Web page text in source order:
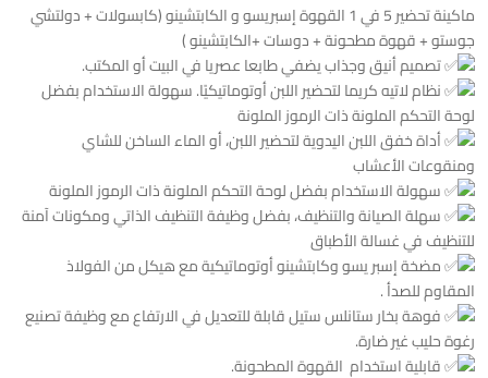
ماكينة تحضير 5 في 1 القهوة إسبريسو و الكابتشينو (كابسولات + دولتشي
جوستو + قهوة مطحونة + دوسات +الكابتشينو )
تصميم أنيق وجذاب يضفي طابعا عصريا في البيت أو المكتب.
نظام لاتيه كريما لتحضير اللبن أوتوماتيكيًا. سهولة الاستخدام بفضل
لوحة التحكم الملونة ذات الرموز الملونة
أداة خفق اللبن اليدوية لتحضير اللبن، أو الماء الساخن للشاي
ومنقوعات الأعشاب
سهولة الاستخدام بفضل لوحة التحكم الملونة ذات الرموز الملونة
سهلة الصيانة والتنظيف، بفضل وظيفة التنظيف الذاتي ومكونات آمنة
للتنظيف في غسالة الأطباق
مضخة إسبر يسو وكابتشينو أوتوماتيكية مع هيكل من الفولاذ
المقاوم للصدأ .
فوهة بخار ستانلس ستيل قابلة للتعديل في الارتفاع مع وظيفة تصنيع
رغوة حليب غير ضارة.
قابلية استخدام القهوة المطحونة.